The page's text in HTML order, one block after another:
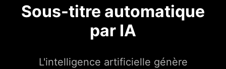
Sous-titre automatique
par IA
L'intelligence artificielle génère